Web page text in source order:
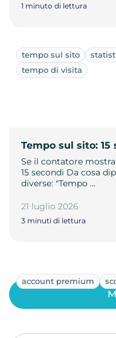
1 minuto di lettura
tempo sul sito
tempo di visita
Tempo sul sito: 15
Se il contatore
15 secondi Da cosa
diverse: "Tempo …
21 luglio 2026
3 minuti di lettura
account premium